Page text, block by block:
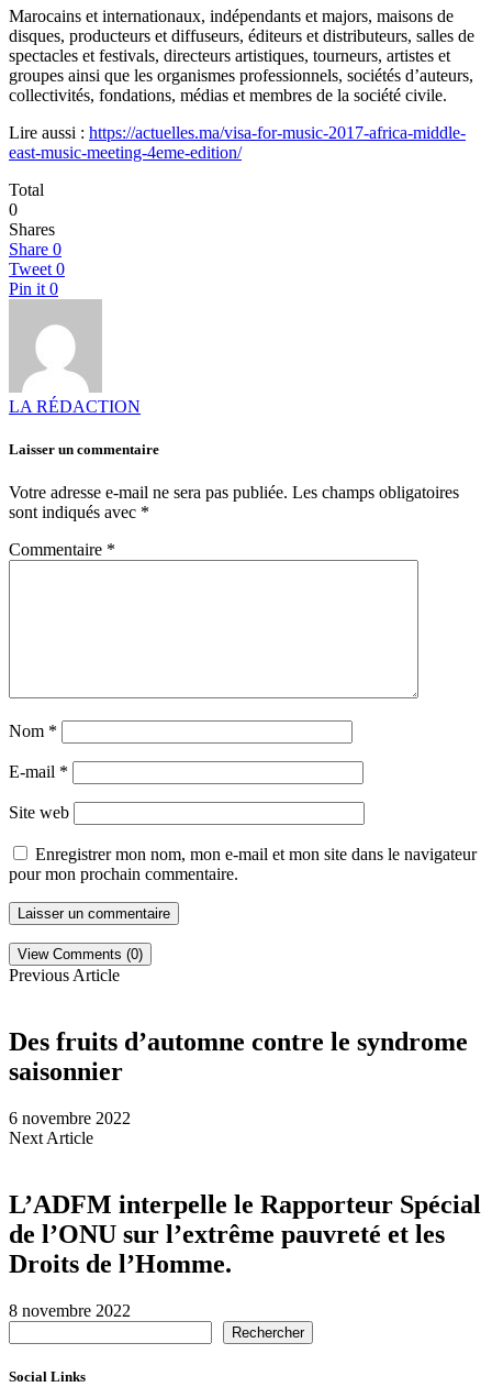
Marocains et internationaux, indépendants et majors, maisons de
disques, producteurs et diffuseurs, éditeurs et distributeurs, salles de
spectacles et festivals, directeurs artistiques, tourneurs, artistes et
groupes ainsi que les organismes professionnels, sociétés d’auteurs,
collectivités, fondations, médias et membres de la société civile.
Lire aussi : https://actuelles.ma/visa-for-music-2017-africa-middle-
east-music-meeting-4eme-edition/
Total
0
Shares
Share 0
Tweet 0
Pin it 0
LA RÉDACTION
Laisser un commentaire
Votre adresse e-mail ne sera pas publiée. Les champs obligatoires
sont indiqués avec *
Commentaire *
Nom *
E-mail *
Site web
Enregistrer mon nom, mon e-mail et mon site dans le navigateur
pour mon prochain commentaire.
View Comments (0)
Previous Article
Des fruits d’automne contre le syndrome
saisonnier
6 novembre 2022
Next Article
L’ADFM interpelle le Rapporteur Spécial
de l’ONU sur l’extrême pauvreté et les
Droits de l’Homme.
8 novembre 2022
Rechercher
Social Links